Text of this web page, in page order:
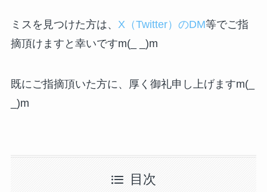
ミスを見つけた方は、 X（Twitter）のDM等でご指
摘頂けますと幸いですm(_ _)m
既にご指摘頂いた方に、厚く御礼申し上げますm(_
_)m
目次